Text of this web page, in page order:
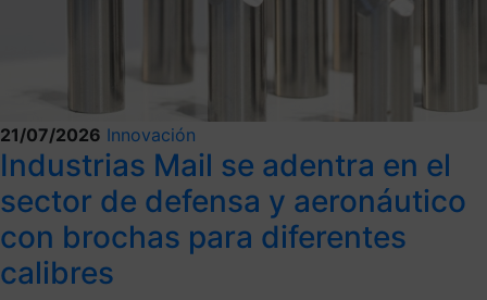
21/07/2026 Innovación
Industrias Mail se adentra en el
sector de defensa y aeronáutico
con brochas para diferentes
calibres